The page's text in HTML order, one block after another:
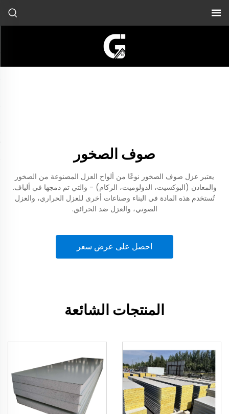
صوف الصخور
يعتبر عزل صوف الصخور نوعًا من ألواح العزل المصنوعة من الصخور
والمعادن (البوكسيت، الدولوميت، الركام) - والتي تم دمجها في ألياف.
تُستخدم هذه المادة في البناء وصناعات أخرى للعزل الحراري، والعزل
الصوتي، والعزل ضد الحرائق.
احصل على عرض سعر
المنتجات الشائعة